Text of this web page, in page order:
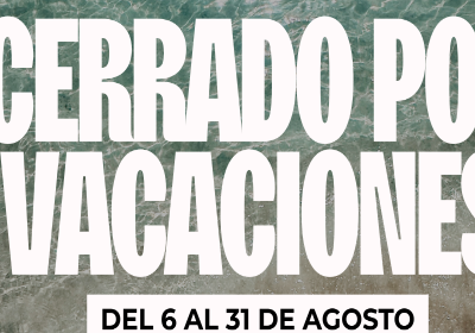
transportadores-aceleradores ayudan a
más rápidamente el cabello. Gracias a los
más rápido a través de la cutícula del cabello.
Igora Color10 debe ser mezclado a partes
Royal, normalmente de 20 volúmenes.Para una
base natural como de color con pigmento.
seco sin lavar inicio con las raíces y las longitudes
10 minutos de descanso enjuague con agua
de sulfatos.
una cobertura de canas de hasta el 50%.